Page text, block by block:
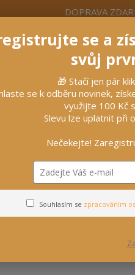
DOPRAVA
Více
Vybavení stájí
sedla
Bezkostrová
se a
svůj
🎁 Stačí jen pár
se k odběru novinek,
využijte 100 Kč
Slevu lze uplatnit při
Nečekejte!
Souhlasím se zpracováním